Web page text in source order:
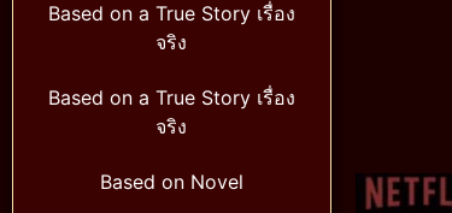
Based on a True Story เรื่อง
จริง
Based on a True Story เรื่อง
จริง
Based on Novel